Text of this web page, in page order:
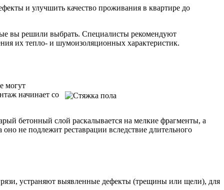
и улучшить качество проживания в квартире до
вы решили выбрать. Специалисты рекомендуют
их тепло- и шумоизоляционных характеристик.
могут
начинает со
бетонный слой раскалывается на мелкие фрагменты, а
не подлежит реставрации вследствие длительного
устраняют выявленные дефекты (трещины или щели), для